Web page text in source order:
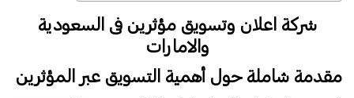
شركة اعلان وتسويق مؤثرين فى السعودية
والامارات
مقدمة شاملة حول أهمية التسويق عبر المؤثرين